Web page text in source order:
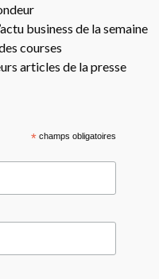
business de la semaine
courses
articles de la presse
*champs obligatoires